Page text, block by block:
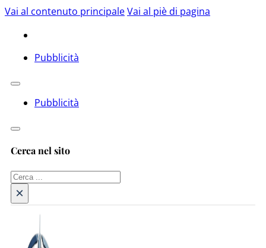
Vai al contenuto principaleVai al piè di pagina
Pubblicità
Pubblicità
Cerca nel sito
Cerca
×